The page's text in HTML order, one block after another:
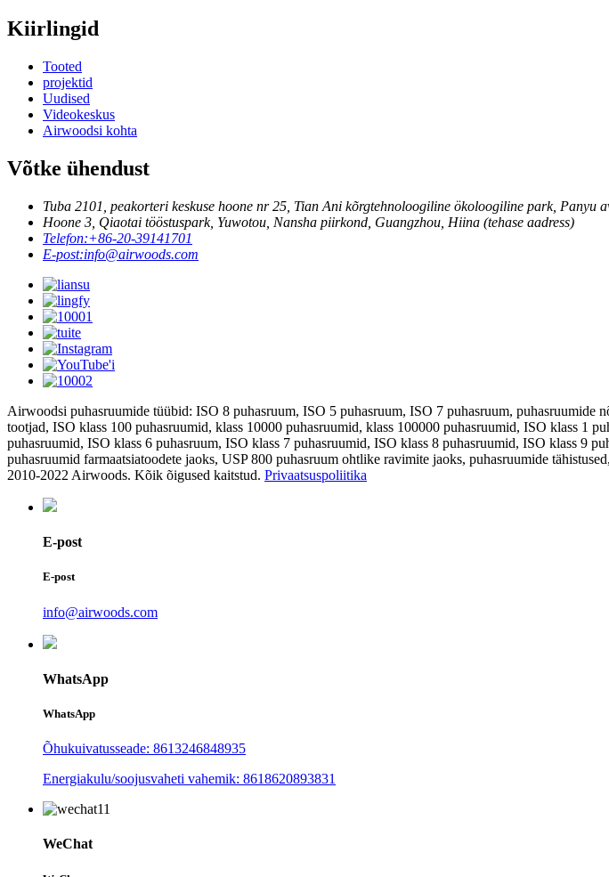
Kiirlingid
Tooted
projektid
Uudised
Videokeskus
Airwoodsi kohta
Võtke ühendust
Tuba 2101, peakorteri keskuse hoone nr 25, Tian Ani kõrgtehnoloogiline ökoloogiline park,
Hoone 3, Qiaotai tööstuspark, Yuwotou, Nansha piirkond, Guangzhou, Hiina (tehase aadress)
Telefon:+86-20-39141701
E-post:info@airwoods.com
Airwoodsi puhasruumide tüübid: ISO 8 puhasruum, ISO 5 puhasruum, ISO 7 puhasruum, puhasruumide
tootjad, ISO klass 100 puhasruumid, klass 10000 puhasruumid, klass 100000 puhasruumid, ISO klass 1
puhasruumid, ISO klass 6 puhasruum, ISO klass 7 puhasruumid, ISO klass 8 puhasruumid, ISO klass 9
puhasruumid farmaatsiatoodete jaoks, USP 800 puhasruum ohtlike ravimite jaoks, puhasruumide
2010-2022 Airwoods. Kõik õigused kaitstud. Privaatsuspoliitika
E-post
E-post
info@airwoods.com
WhatsApp
WhatsApp
Õhukuivatusseade: 8613246848935
Energiakulu/soojusvaheti vahemik: 8618620893831
WeChat